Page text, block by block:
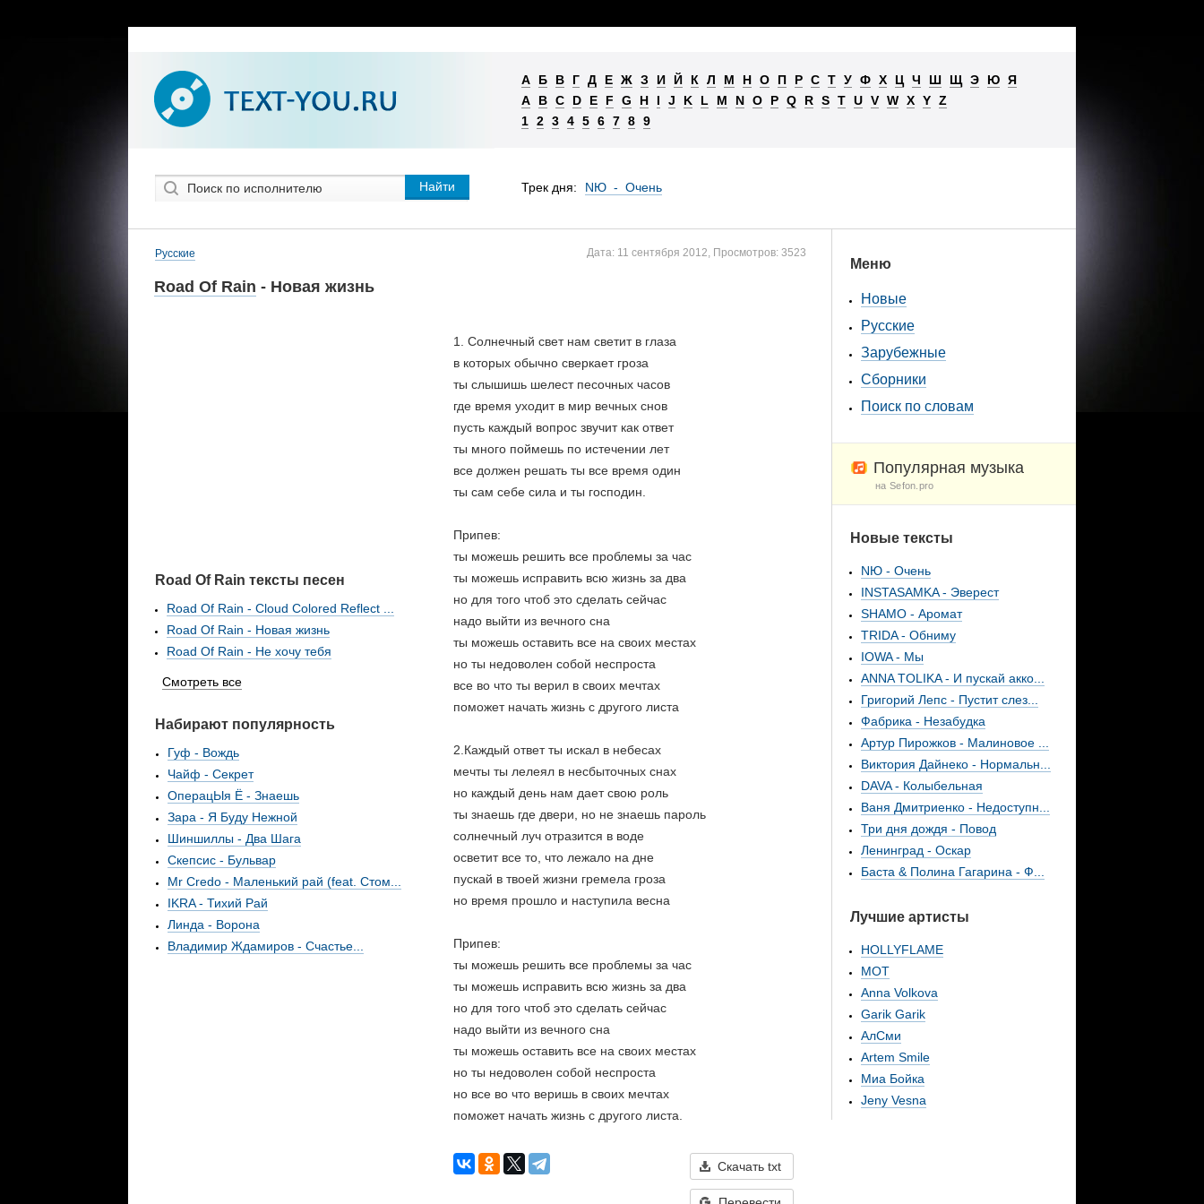
А Б В Г Д Е Ж З И Й К Л М Н О П Р С Т У Ф Х Ц Ч Ш Щ Э Ю Я
A
B C D E F G H I J K L M N O P Q R S T U V W X Y Z
1 2 3 4 5 6 7 8 9
Трек дня: NЮ - Очень
Русские Дата: 11 сентября 2012, Просмотров: 3523
Road Of Rain - Новая жизнь
1. Солнечный свет нам светит в глаза
в которых обычно сверкает гроза
ты слышишь шелест песочных часов
где время уходит в мир вечных снов
пусть каждый вопрос звучит как ответ
ты много поймешь по истечении лет
все должен решать ты все время один
ты сам себе сила и ты господин.
Припев:
ты можешь решить все проблемы за час
ты можешь исправить всю жизнь за два
но для того чтоб это сделать сейчас
надо выйти из вечного сна
ты можешь оставить все на своих местах
но ты недоволен собой неспроста
все во что ты верил в своих мечтах
поможет начать жизнь с другого листа
2.Каждый ответ ты искал в небесах
мечты ты лелеял в несбыточных снах
но каждый день нам дает свою роль
ты знаешь где двери, но не знаешь пароль
солнечный луч отразится в воде
осветит все то, что лежало на дне
пускай в твоей жизни гремела гроза
но время прошло и наступила весна
Припев:
ты можешь решить все проблемы за час
ты можешь исправить всю жизнь за два
но для того чтоб это сделать сейчас
надо выйти из вечного сна
ты можешь оставить все на своих местах
но ты недоволен собой неспроста
но все во что веришь в своих мечтах
поможет начать жизнь с другого листа.
Скачать txt
Road Of Rain тексты песен
Road Of Rain - Cloud Colored Reflect ...
Road Of Rain - Новая жизнь
Road Of Rain - Не хочу тебя
Смотреть все
Набирают популярность
Гуф - Вождь
Чайф - Секрет
ОперацЫя Ё - Знаешь
Зара - Я Буду Нежной
Шиншиллы - Два Шага
Скепсис - Бульвар
Mr Credo - Маленький рай (feat. Стом...
IKRA - Тихий Рай
Линда - Ворона
Владимир Ждамиров - Счастье...
Меню
Новые
Русские
Зарубежные
Сборники
Поиск по словам
Популярная музыка
на Sefon.pro
Новые тексты
NЮ - Очень
INSTASAMKA - Эверест
SHAMO - Аромат
TRIDA - Обниму
IOWA - Мы
ANNA TOLIKA - И пускай акко...
Григорий Лепс - Пустит слез...
Фабрика - Незабудка
Артур Пирожков - Малиновое ...
Виктория Дайнеко - Нормальн...
DAVA - Колыбельная
Ваня Дмитриенко - Недоступн...
Три дня дождя - Повод
Ленинград - Оскар
Баста & Полина Гагарина - Ф...
Лучшие артисты
HOLLYFLAME
МОТ
Anna Volkova
Garik Garik
АлСми
Artem Smile
Миа Бойка
Jeny Vesna